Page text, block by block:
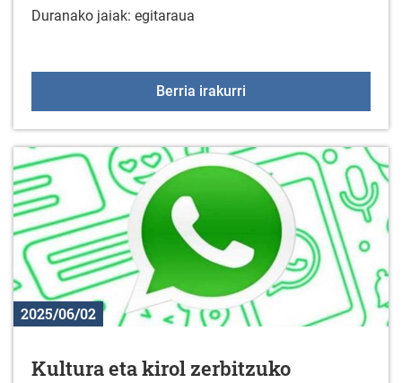
Duranako jaiak: egitaraua
Berria irakurri
2025/06/02
Kultura eta kirol zerbitzuko